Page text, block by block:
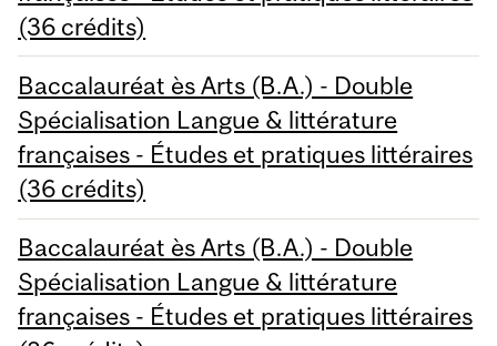
(36 crédits)
Baccalauréat ès Arts (B.A.) - Double
Spécialisation Langue & littérature
françaises - Études et pratiques littéraires
(36 crédits)
Baccalauréat ès Arts (B.A.) - Double
Spécialisation Langue & littérature
françaises - Études et pratiques littéraires